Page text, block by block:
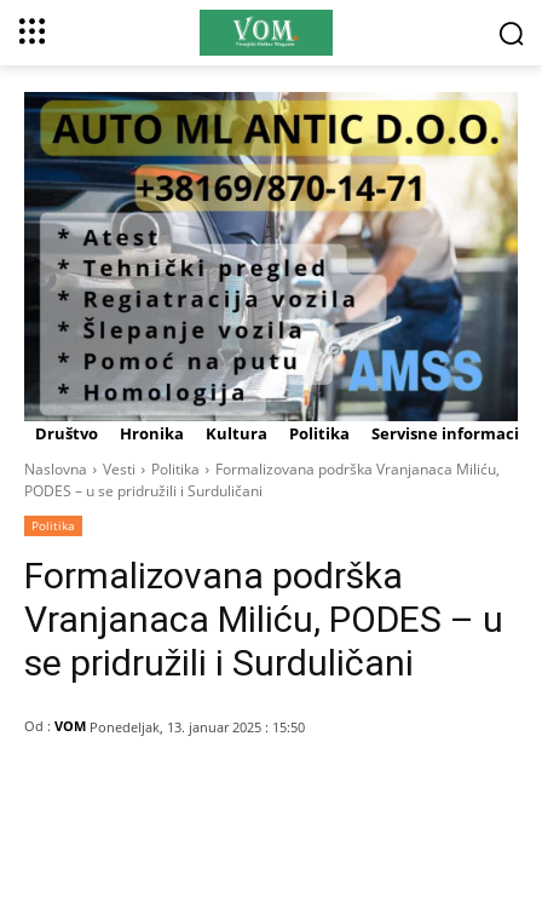
Društvo Hronika Kultura Politika Servisne informacije
Naslovna Vesti Politika
Formalizovana podrška Vranjanaca Miliću,
PODES – u se pridružili i Surduličani
Politika
Formalizovana podrška
Vranjanaca Miliću, PODES – u
se pridružili i Surduličani
Od : VOM Ponedeljak, 13. januar 2025 : 15:50